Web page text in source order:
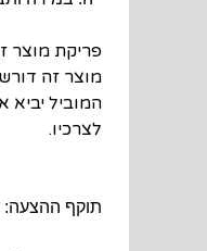
פריקת מוצר
מוצר זה דורש פריקה ע"י כ-4 אנשים
המוביל
לצרכיו.
תוקף ההצעה: